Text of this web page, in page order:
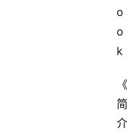
o
o
k
《
简
介